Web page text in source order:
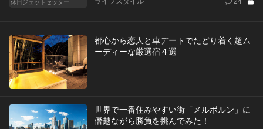
休日ジェットセッター
都心から恋人と車デートでたどり着く超ム
ーディーな厳選宿４選
世界で一番住みやすい街「メルボルン」に
僭越ながら勝負を挑んでみた！